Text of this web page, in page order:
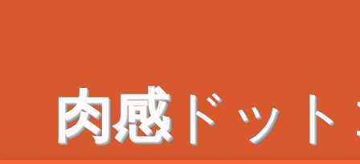
肉感ドッ